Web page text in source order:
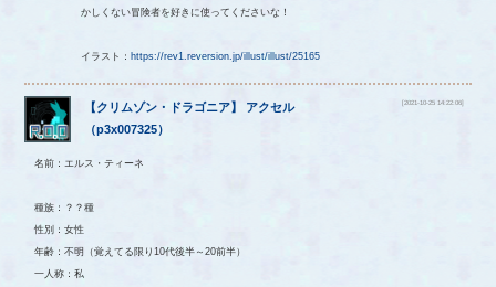
かしくない冒険者を好きに使ってくださいな！
イラスト： https://rev1.reversion.jp/illust/illust/25165
【クリムゾン・ドラゴニア】 アクセル
（p3x007325）
[2021-10-25 14:22:06]
名前：エルス・ティーネ
種族：？？種
性別：女性
年齢：不明（覚えてる限り10代後半～20前半）
一人称：私